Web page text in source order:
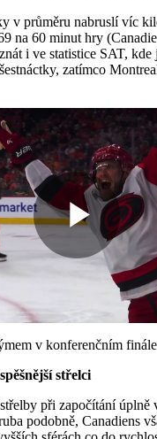
v průměru nabruslí víc
na 60 minut hry
i ve statistice SAT, kde
zatímco
v konferenčním finále
střelci
při započítání úplně
podobně, Canadiens